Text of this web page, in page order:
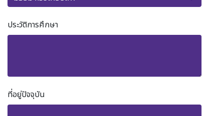
ประวัติการศึกษา
ที่อยู่ปัจจุบัน